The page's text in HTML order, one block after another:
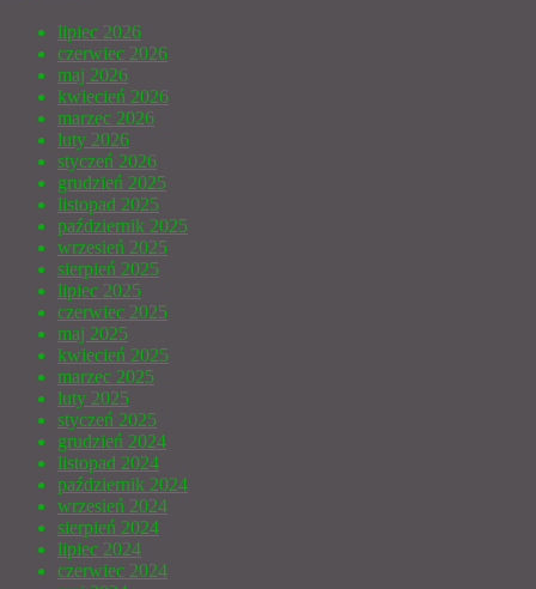
lipiec 2026
czerwiec 2026
maj 2026
kwiecień 2026
marzec 2026
luty 2026
styczeń 2026
grudzień 2025
listopad 2025
październik 2025
wrzesień 2025
sierpień 2025
lipiec 2025
czerwiec 2025
maj 2025
kwiecień 2025
marzec 2025
luty 2025
styczeń 2025
grudzień 2024
listopad 2024
październik 2024
wrzesień 2024
sierpień 2024
lipiec 2024
czerwiec 2024